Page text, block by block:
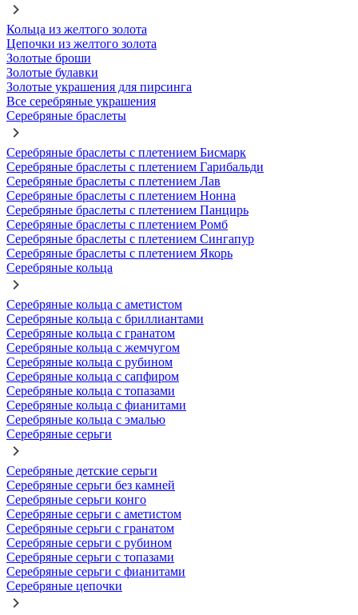
Кольца из желтого золота
Цепочки из желтого золота
Золотые броши
Золотые булавки
Золотые украшения для пирсинга
Все серебряные украшения
Серебряные браслеты
Серебряные браслеты с плетением Бисмарк
Серебряные браслеты с плетением Гарибальди
Серебряные браслеты с плетением Лав
Серебряные браслеты с плетением Нонна
Серебряные браслеты с плетением Панцирь
Серебряные браслеты с плетением Ромб
Серебряные браслеты с плетением Сингапур
Серебряные браслеты с плетением Якорь
Серебряные кольца
Серебряные кольца с аметистом
Серебряные кольца с бриллиантами
Серебряные кольца с гранатом
Серебряные кольца с жемчугом
Серебряные кольца с рубином
Серебряные кольца с сапфиром
Серебряные кольца с топазами
Серебряные кольца с фианитами
Серебряные кольца с эмалью
Серебряные серьги
Серебряные детские серьги
Серебряные серьги без камней
Серебряные серьги конго
Серебряные серьги с аметистом
Серебряные серьги с гранатом
Серебряные серьги с рубином
Серебряные серьги с топазами
Серебряные серьги с фианитами
Серебряные цепочки